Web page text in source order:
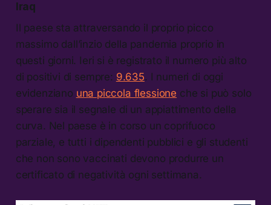
Iraq
Il paese sta attraversando il proprio picco
massimo dall’inzio della pandemia proprio in
questi giorni. Ieri si è registrato il numero più alto
di positivi di sempre: 9.635. I numeri di oggi
evidenziano una piccola flessione che si può solo
sperare sia il segnale di un appiattimento della
curva. Nel paese è in corso un coprifuoco
parziale, e tutti i dipendenti pubblici e gli studenti
che non sono vaccinati devono produrre un
certificato di negatività ogni settimana.